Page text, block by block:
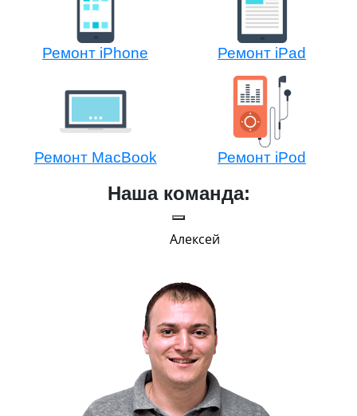
Ремонт iPhone Ремонт iPad
Ремонт MacBook Ремонт iPod
Наша команда:
Алексей